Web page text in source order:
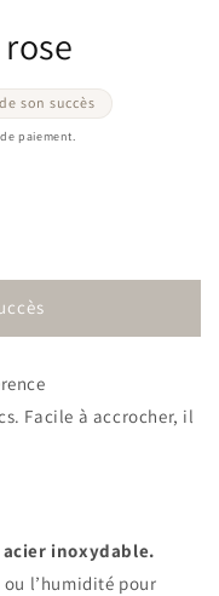
son succès
paiement.
Facile à accrocher, il
inoxydable.
l’humidité pour